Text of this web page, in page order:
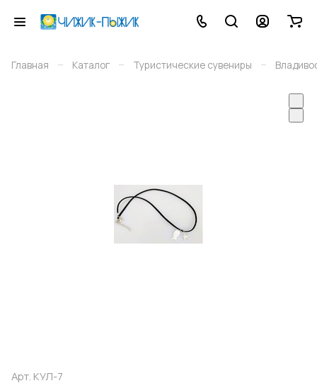
Главная – Каталог – Туристические сувениры –
Арт. КУЛ-7